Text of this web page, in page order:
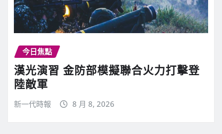
今日焦點
漢光演習 金防部模擬聯合火力打擊登
陸敵軍
新一代時報 8 月 8, 2026